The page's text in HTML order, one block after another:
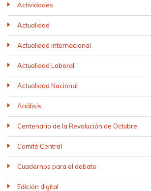
Actividades
Actualidad
Actualidad internacional
Actualidad Laboral
Actualidad Nacional
Análisis
Centenario de la Revolución de Octubre
Comité Central
Cuadernos para el debate
Edición digital